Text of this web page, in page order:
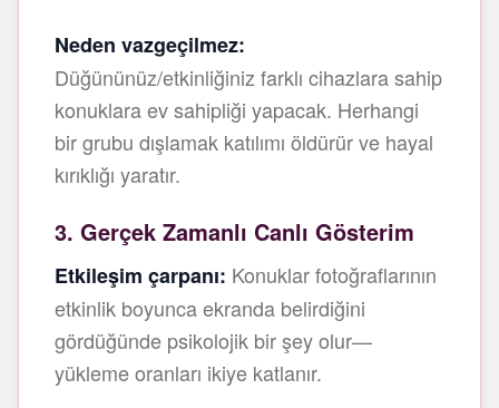
Neden vazgeçilmez:
Düğününüz/etkinliğiniz farklı cihazlara sahip
konuklara ev sahipliği yapacak. Herhangi
bir grubu dışlamak katılımı öldürür ve hayal
kırıklığı yaratır.
3. Gerçek Zamanlı Canlı Gösterim
Etkileşim çarpanı: Konuklar fotoğraflarının
etkinlik boyunca ekranda belirdiğini
gördüğünde psikolojik bir şey olur—
yükleme oranları ikiye katlanır.